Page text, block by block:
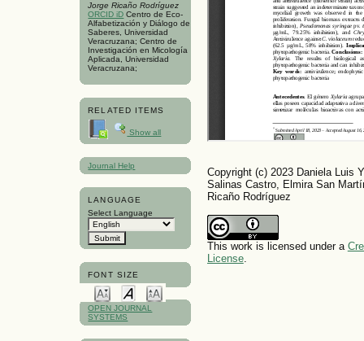
Jorge Ricaño Rodríguez
ORCID iD Centro de Eco-
Alfabetización y Diálogo de
Saberes, Universidad
Veracruzana; Centro de
Investigación en Micología
Aplicada, Universidad
Veracruzana;
RELATED ITEMS
Show all
Journal Help
LANGUAGE
Select Language
FONT SIZE
OPEN JOURNAL
SYSTEMS
Copyright (c) 2023 Daniela Luis
Salinas Castro, Elmira San
Ricaño Rodríguez
This work is licensed under a
License.